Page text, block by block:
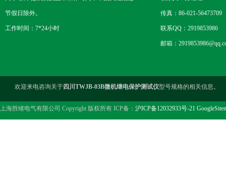
节假日除外。
工作时间：7*24小时
传真：86-021-56473709
联系QQ：2919853986
邮箱：
欢迎来电咨询关于四川TWJB-03B微机继电保护测试仪型号规格的相关信息。
上海胜绪电气有限公司 Copyright 版权所有 ICP备： 沪ICP备12032933号-21